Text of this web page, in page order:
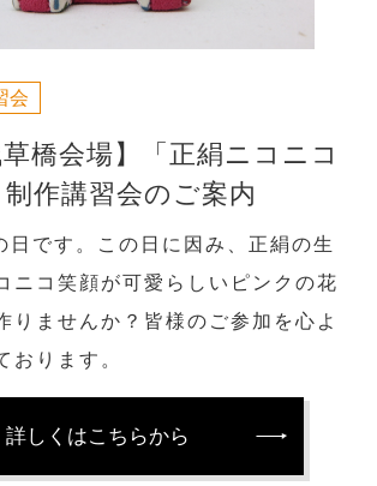
会
橋会場】「正絹ニコニコ
制作講習会のご案内
日です。この日に因み、正絹の生
ニコ笑顔が可愛らしいピンクの花
りませんか？皆様のご参加を心よ
おります。
詳しくはこちらから